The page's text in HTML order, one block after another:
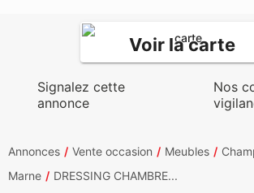
Voir la carte
Signalez cette
annonce
Nos
Annonces Vente occasion Meubles
Marne
DRESSING CHAMBRE...